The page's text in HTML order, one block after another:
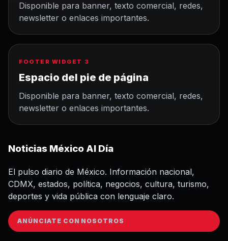
Disponible para banner, texto comercial, redes,
newsletter o enlaces importantes.
FOOTER WIDGET 3
Espacio del pie de página
Disponible para banner, texto comercial, redes,
newsletter o enlaces importantes.
Noticias México Al Día
El pulso diario de México. Información nacional,
CDMX, estados, política, negocios, cultura, turismo,
deportes y vida pública con lenguaje claro.
ANÚNCIATE CON NOSOTROS